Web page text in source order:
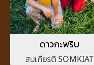
ดาวกะพริบ
สมเกียรติ SOMKIAT